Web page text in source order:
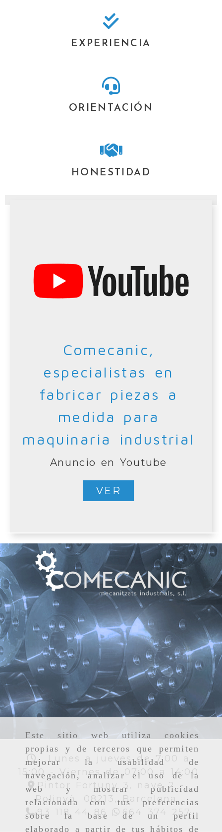
Este sitio web utiliza cookies
propias y de terceros que permiten
mejorar la usabilidad de
navegación, analizar el uso de la
web y mostrar publicidad
relacionada con tus preferencias
sobre la base de un perfil
elaborado a partir de tus hábitos de
EXPERIENCIA
ORIENTACIÓN
HONESTIDAD
Comecanic,
especialistas en
fabricar piezas a
medida para
maquinaria industrial
Anuncio en Youtube
VER
Lunes a jueves de 7:00 a
15:00 - Viernes de 07:00 a 14:00
Pintor Fortuny 3, nave 2 -
Polinyà, 08213,Barcelona
93 118 44 86
664 374 257